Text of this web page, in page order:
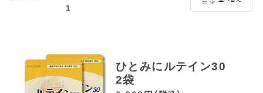
1
ひとみにルテイン30
2袋